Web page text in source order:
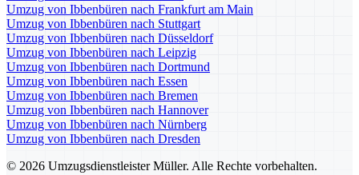
Umzug von Ibbenbüren nach Frankfurt am Main
Umzug von Ibbenbüren nach Stuttgart
Umzug von Ibbenbüren nach Düsseldorf
Umzug von Ibbenbüren nach Leipzig
Umzug von Ibbenbüren nach Dortmund
Umzug von Ibbenbüren nach Essen
Umzug von Ibbenbüren nach Bremen
Umzug von Ibbenbüren nach Hannover
Umzug von Ibbenbüren nach Nürnberg
Umzug von Ibbenbüren nach Dresden
© 2026 Umzugsdienstleister Müller. Alle Rechte vorbehalten.